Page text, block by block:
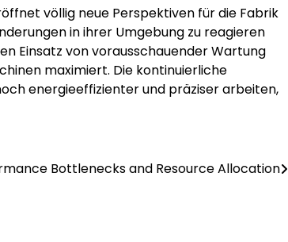
völlig neue Perspektiven für die Fabrik
in ihrer Umgebung zu reagieren
Einsatz von vorausschauender Wartung
maximiert. Die kontinuierliche
energieeffizienter und präziser arbeiten,
Bottlenecks and Resource Allocation